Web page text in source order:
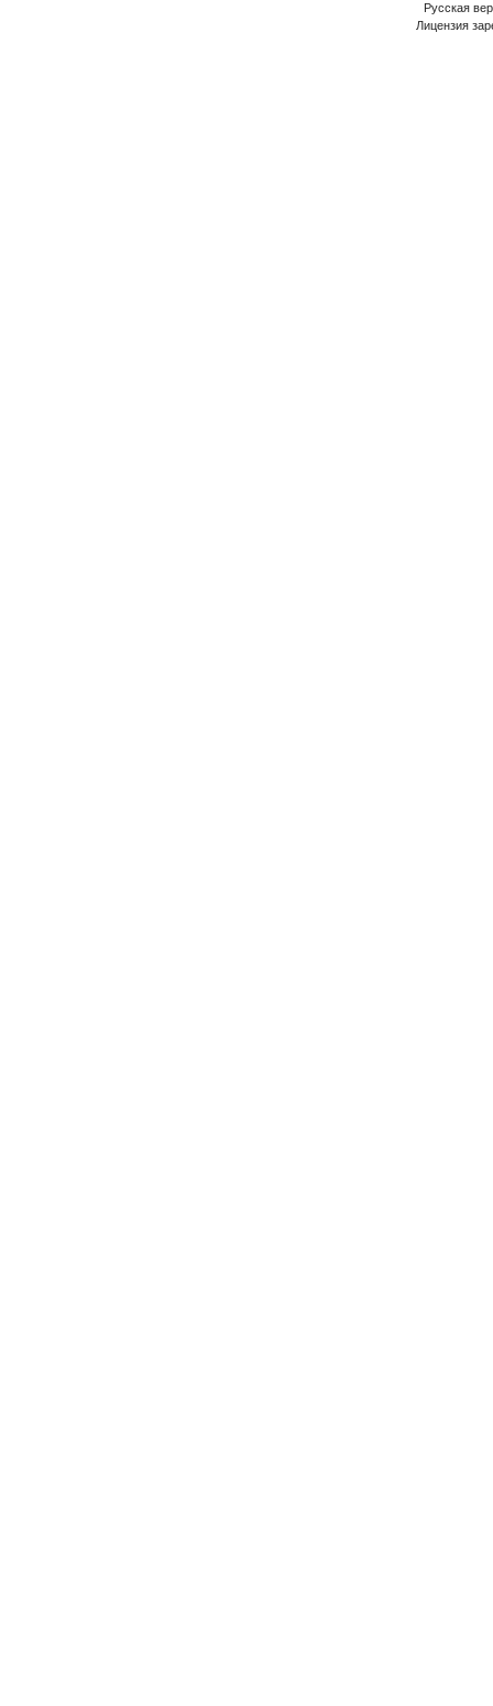
Русская
Лицензия